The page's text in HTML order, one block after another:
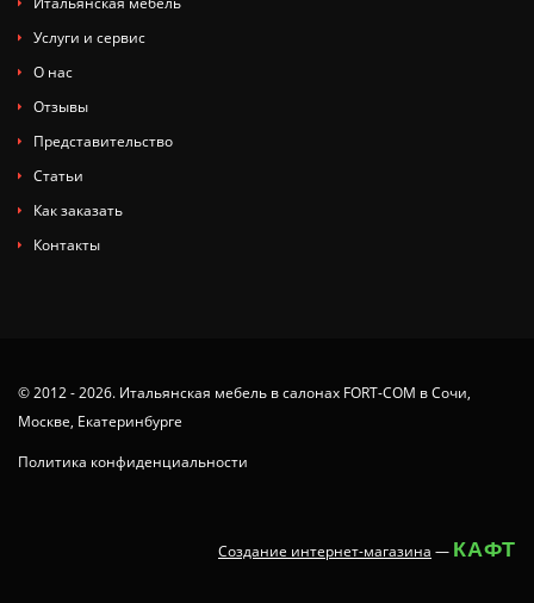
Услуги и сервис
О нас
Отзывы
Представительство
Статьи
Как заказать
Контакты
© 2012 - 2026. Итальянская мебель в салонах FORT-COM в Сочи,
Москве, Екатеринбурге
Политика конфиденциальности
Создание интернет-магазина — КАФТ